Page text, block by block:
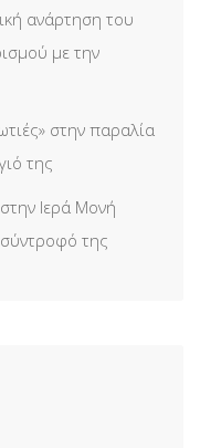
ανάρτηση του
με την
στην παραλία
της
Ιερά Μονή
της